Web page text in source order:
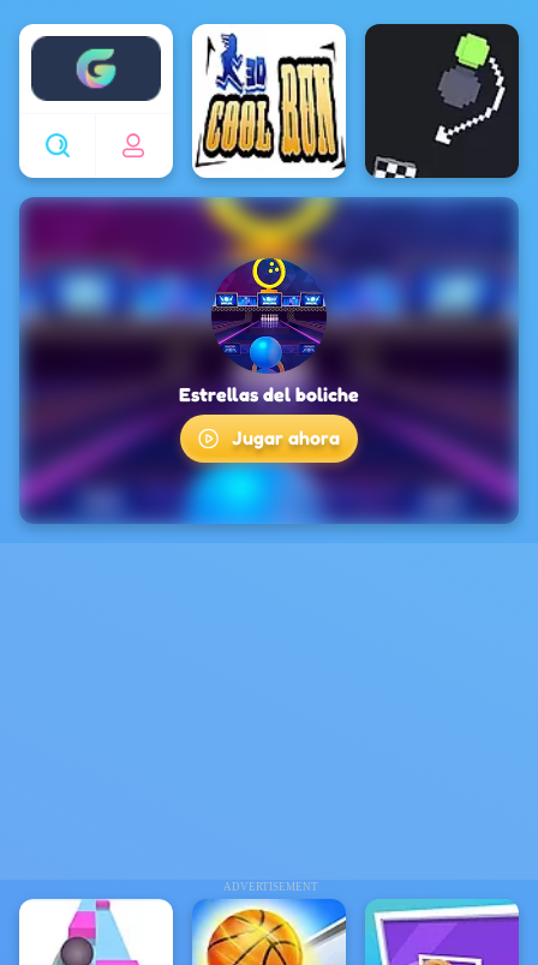
Enjoy4fun
ADVERTISEMENT
Estrellas del boliche
Jugar ahora